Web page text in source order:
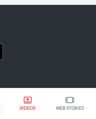
VIDEOS WEB STORIES